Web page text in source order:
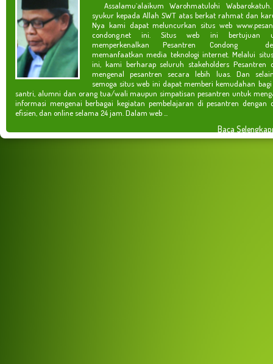
Assalamu`alaikum Warohmatulohi
syukur kepada Allah SWT atas berkat rahmat dan
Nya kami dapat meluncurkan situs web
condong.net ini. Situs web ini bertujuan
memperkenalkan Pesantren Condong
memanfaatkan media teknologi internet. Melalui
ini, kami berharap seluruh stakeholders Pesantren
mengenal pesantren secara lebih luas. Dan
semoga situs web ini dapat memberi kemudahan
santri, alumni dan orang tua/wali maupun simpatisan pesantren untuk
informasi mengenai berbagai kegiatan pembelajaran di pesantren dengan
efisien, dan online selama 24 jam. Dalam web ...
Baca